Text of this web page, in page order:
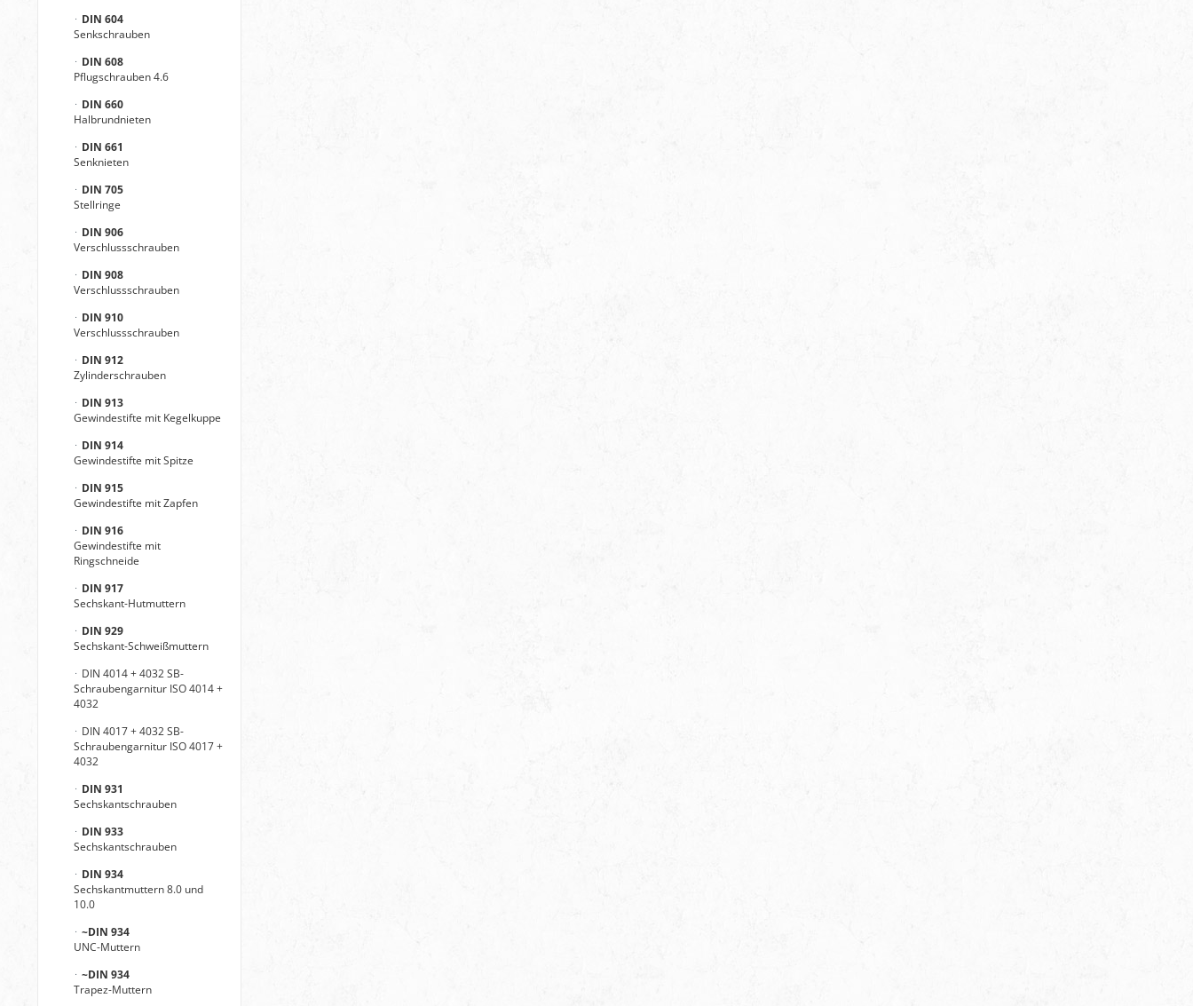
DIN 604
Senkschrauben
DIN 608
Pflugschrauben 4.6
DIN 660
Halbrundnieten
DIN 661
Senknieten
DIN 705
Stellringe
DIN 906
Verschlussschrauben
DIN 908
Verschlussschrauben
DIN 910
Verschlussschrauben
DIN 912
Zylinderschrauben
DIN 913
Gewindestifte mit Kegelkuppe
DIN 914
Gewindestifte mit Spitze
DIN 915
Gewindestifte mit Zapfen
DIN 916
Gewindestifte mit
Ringschneide
DIN 917
Sechskant-Hutmuttern
DIN 929
Sechskant-Schweißmuttern
DIN 4014 + 4032 SB-
Schraubengarnitur ISO 4014 +
4032
DIN 4017 + 4032 SB-
Schraubengarnitur ISO 4017 +
4032
DIN 931
Sechskantschrauben
DIN 933
Sechskantschrauben
DIN 934
Sechskantmuttern 8.0 und
10.0
~DIN 934
UNC-Muttern
~DIN 934
Trapez-Muttern